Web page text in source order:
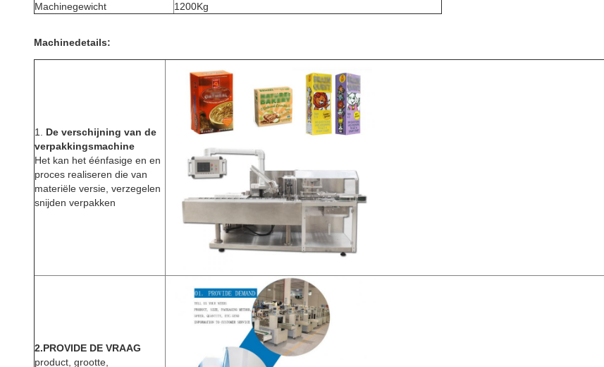
Machinegewicht 1200Kg
Machinedetails:
1. De verschijning van de
verpakkingsmachine
Het kan het éénfasige en en
proces realiseren die van
materiële versie, verzegelen
snijden verpakken
2.PROVIDE DE VRAAG
product, grootte,